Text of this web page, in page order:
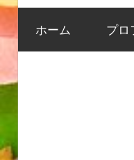
ス
キ
ッ
ホーム プロ